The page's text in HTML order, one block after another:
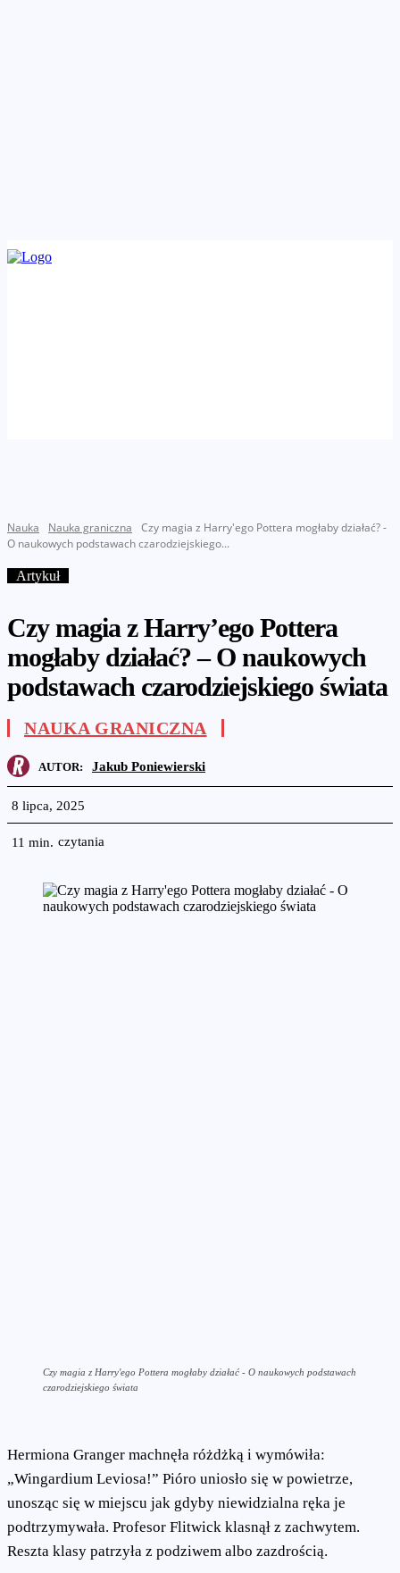
Nauka Nauka graniczna
Czy magia z Harry'ego Pottera mogłaby działać? -
O naukowych podstawach czarodziejskiego...
Artykuł
Czy magia z Harry’ego Pottera
mogłaby działać? – O naukowych
podstawach czarodziejskiego świata
NAUKA GRANICZNA
AUTOR: Jakub Poniewierski
8 lipca, 2025
11 min. czytania
Czy magia z Harry'ego Pottera mogłaby działać - O naukowych podstawach
czarodziejskiego świata
Hermiona Granger machnęła różdżką i wymówiła:
„Wingardium Leviosa!” Pióro uniosło się w powietrze,
unosząc się w miejscu jak gdyby niewidzialna ręka je
podtrzymywała. Profesor Flitwick klasnął z zachwytem.
Reszta klasy patrzyła z podziwem albo zazdrością.